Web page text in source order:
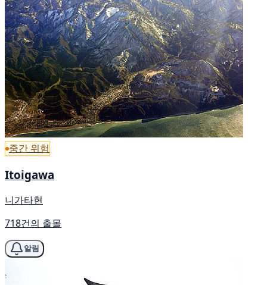
중간 위험
Itoigawa
니가타현
718건의 출몰
알림